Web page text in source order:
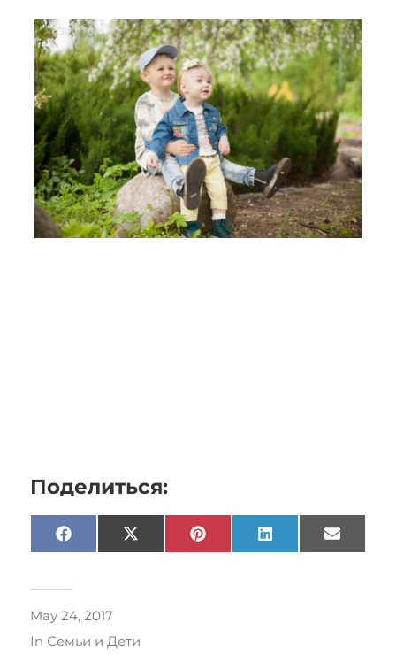
Поделиться:
Facebook X
(Twitter)
Pinterest LinkedIn Email
May 24, 2017
In Семьи и Дети